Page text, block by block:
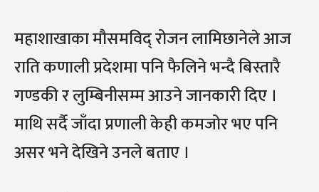
महाशाखाका मौसमविद् रोजन लामिछानेले आज
राति कणाली प्रदेशमा पनि फैलिने भन्दै बिस्तारै
गण्डकी र लुम्बिनीसम्म आउने जानकारी दिए ।
माथि सर्दै जाँदा प्रणाली केही कमजोर भए पनि
असर भने देखिने उनले बताए ।